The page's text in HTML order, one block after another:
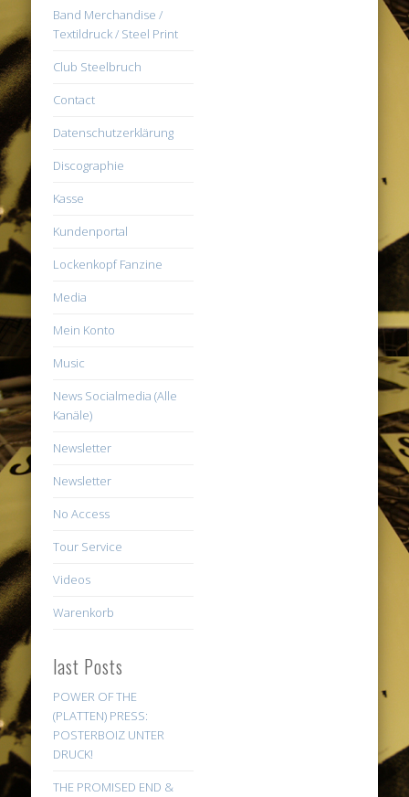
Band Merchandise /
Textildruck / Steel Print
Club Steelbruch
Contact
Datenschutzerklärung
Discographie
Kasse
Kundenportal
Lockenkopf Fanzine
Media
Mein Konto
Music
News Socialmedia (Alle
Kanäle)
Newsletter
Newsletter
No Access
Tour Service
Videos
Warenkorb
last Posts
POWER OF THE
(PLATTEN) PRESS:
POSTERBOIZ UNTER
DRUCK!
THE PROMISED END &